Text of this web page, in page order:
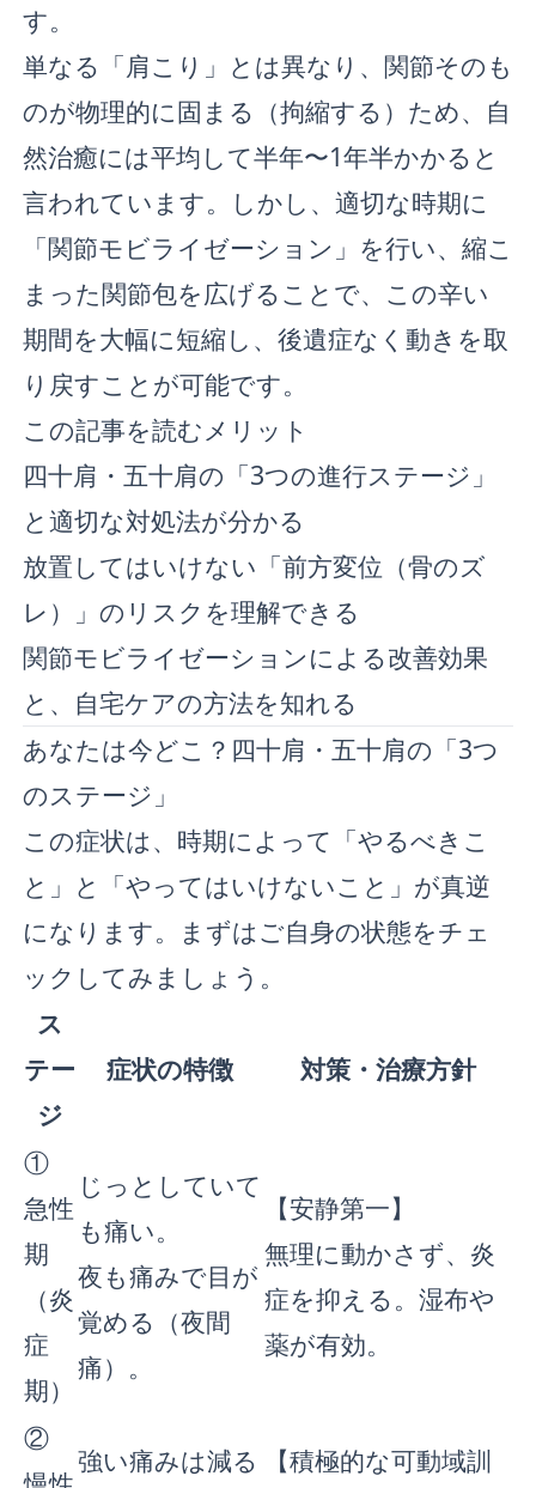
す。
単なる「肩こり」とは異なり、関節そのも
のが物理的に固まる（拘縮する）ため、自
然治癒には平均して半年〜1年半かかると
言われています。しかし、適切な時期に
「関節モビライゼーション」を行い、縮こ
まった関節包を広げることで、この辛い
期間を大幅に短縮し、後遺症なく動きを取
り戻すことが可能です。
この記事を読むメリット
四十肩・五十肩の「3つの進行ステージ」
と適切な対処法が分かる
放置してはいけない「前方変位（骨のズ
レ）」のリスクを理解できる
関節モビライゼーションによる改善効果
と、自宅ケアの方法を知れる
あなたは今どこ？四十肩・五十肩の「3つ
のステージ」
この症状は、時期によって「やるべきこ
と」と「やってはいけないこと」が真逆
になります。まずはご自身の状態をチェ
ックしてみましょう。
ス
テー
ジ
症状の特徴 対策・治療方針
①
急性
期
（炎
症
期）
じっとしていて
も痛い。
夜も痛みで目が
覚める（夜間
痛）。
【安静第一】
無理に動かさず、炎
症を抑える。湿布や
薬が有効。
②
強い痛みは減る
【積極的な可動域訓